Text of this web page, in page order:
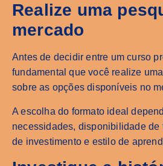
Realize uma
mercado
Antes de decidir entre um curso
fundamental que você realize
sobre as opções disponíveis no
A escolha do formato ideal
necessidades, disponibilidade de
de investimento e estilo de